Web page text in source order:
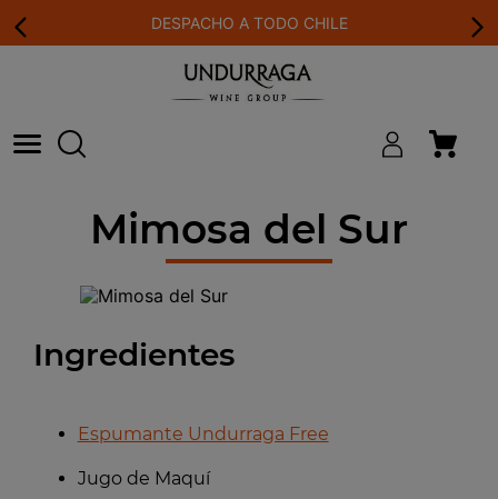
DESPACHO A TODO CHILE
Mimosa del Sur
Ingredientes
Espumante Undurraga Free
Jugo de Maquí